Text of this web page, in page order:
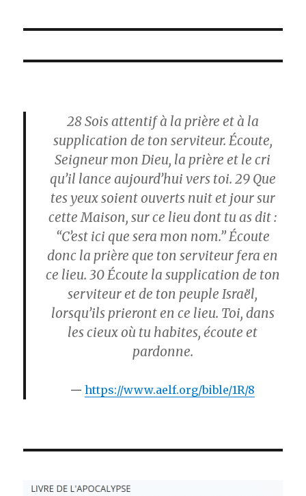
28Sois attentif à la prière et à la
supplication de ton serviteur. Écoute,
Seigneur mon Dieu, la prière et le cri
qu’il lance aujourd’hui vers toi. 29Que
tes yeux soient ouverts nuit et jour sur
cette Maison, sur ce lieu dont tu as dit :
“C’est ici que sera mon nom.” Écoute
donc la prière que ton serviteur fera en
ce lieu. 30Écoute la supplication de ton
serviteur et de ton peuple Israël,
lorsqu’ils prieront en ce lieu. Toi, dans
les cieux où tu habites, écoute et
pardonne.
https://www.aelf.org/bible/1R/8